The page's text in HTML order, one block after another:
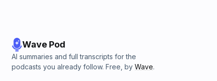
Wave Pod
AI summaries and full transcripts for the
podcasts you already follow. Free, by Wave.